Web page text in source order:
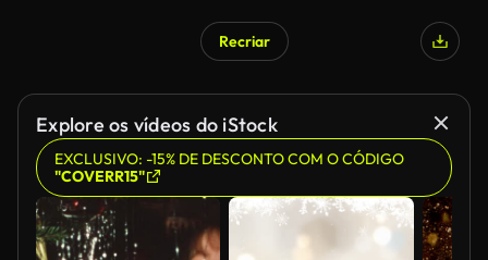
Recriar
Explore os vídeos do iStock
EXCLUSIVO: -15% DE DESCONTO COM O CÓDIGO
"COVERR15"